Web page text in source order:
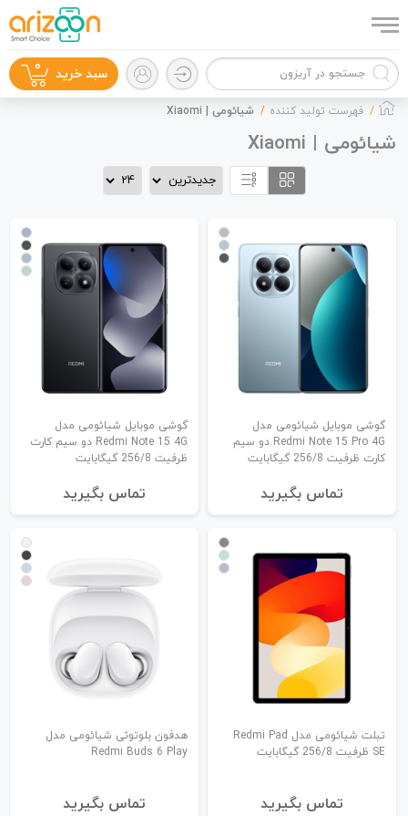
لوازم جانبی
سبد خرید 0
فهرست تولید کننده شیائومی | Xiaomi
شیائومی | Xiaomi
گوشی موبایل شیائومی مدل
Redmi Note 15 Pro 4G دو سیم
کارت ظرفیت 256/8 گیگابایت
تماس بگیرید
گوشی موبایل شیائومی مدل
Redmi Note 15 4G دو سیم کارت
ظرفیت 256/8 گیگابایت
تماس بگیرید
تبلت شیائومی مدل Redmi Pad
SE ظرفیت 256/8 گیگابایت
تماس بگیرید
هدفون بلوتوثی شیائومی مدل
Redmi Buds 6 Play
تماس بگیرید